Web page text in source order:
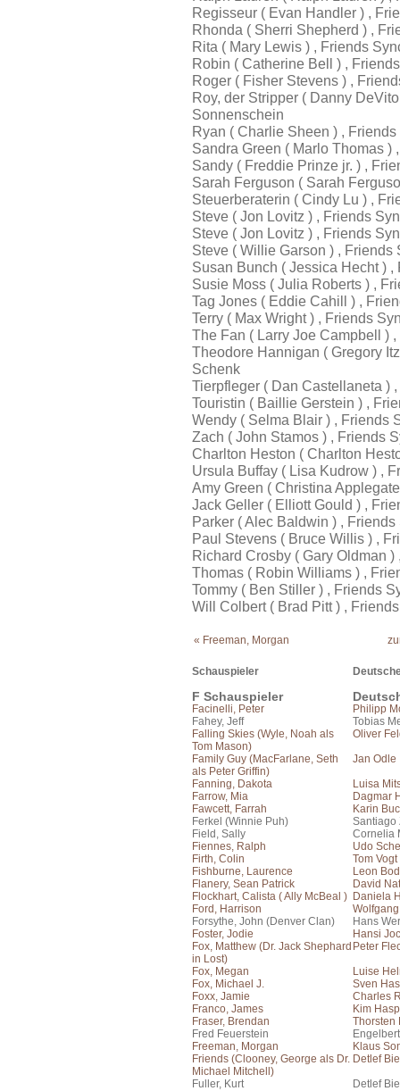
Regisseur ( Evan Handler ) ,
Rhonda ( Sherri Shepherd ) ,
Rita ( Mary Lewis ) , Friends
Robin ( Catherine Bell ) ,
Roger ( Fisher Stevens ) ,
Roy, der Stripper ( Danny
Sonnenschein
Ryan ( Charlie Sheen ) ,
Sandra Green ( Marlo Thomas
Sandy ( Freddie Prinze jr. ) ,
Sarah Ferguson ( Sarah
Steuerberaterin ( Cindy Lu ) ,
Steve ( Jon Lovitz ) , Friends
Steve ( Jon Lovitz ) , Friends
Steve ( Willie Garson ) ,
Susan Bunch ( Jessica Hecht )
Susie Moss ( Julia Roberts ) ,
Tag Jones ( Eddie Cahill ) ,
Terry ( Max Wright ) , Friends
The Fan ( Larry Joe Campbell )
Theodore Hannigan ( Gregory
Schenk
Tierpfleger ( Dan Castellaneta )
Touristin ( Baillie Gerstein ) ,
Wendy ( Selma Blair ) , Friends
Zach ( John Stamos ) , Friends
Charlton Heston ( Charlton
Ursula Buffay ( Lisa Kudrow ) ,
Amy Green ( Christina
Jack Geller ( Elliott Gould ) ,
Parker ( Alec Baldwin ) ,
Paul Stevens ( Bruce Willis ) ,
Richard Crosby ( Gary Oldman
Thomas ( Robin Williams ) ,
Tommy ( Ben Stiller ) , Friends
Will Colbert ( Brad Pitt ) ,
« Freeman, Morgan
Schauspieler
F Schauspieler
Facinelli, Peter
Philipp
Fahey, Jeff
Tobias
Falling Skies (Wyle, Noah als
Tom Mason)
Oliver
Family Guy (MacFarlane, Seth
als Peter Griffin)
Jan Odle
Fanning, Dakota
Luisa
Farrow, Mia
Dagmar
Fawcett, Farrah
Karin
Ferkel (Winnie Puh)
Santiago
Field, Sally
Cornelia
Fiennes, Ralph
Udo
Firth, Colin
Tom Vogt
Fishburne, Laurence
Leon
Flanery, Sean Patrick
David
Flockhart, Calista ( Ally McBeal ) Daniela
Ford, Harrison
Forsythe, John (Denver Clan)
Hans
Foster, Jodie
Hansi
Fox, Matthew (Dr. Jack Shephard
in Lost)
Peter
Fox, Megan
Luise
Fox, Michael J.
Sven
Foxx, Jamie
Charles
Franco, James
Kim
Fraser, Brendan
Thorsten
Fred Feuerstein
Freeman, Morgan
Klaus
Friends (Clooney, George als Dr.
Michael Mitchell)
Detlef
Fuller, Kurt
Detlef